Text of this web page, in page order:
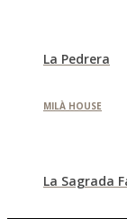
La Pedrera
MILÀ HOUSE
La Sagrada